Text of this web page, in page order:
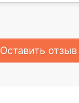
Оставить отзыв